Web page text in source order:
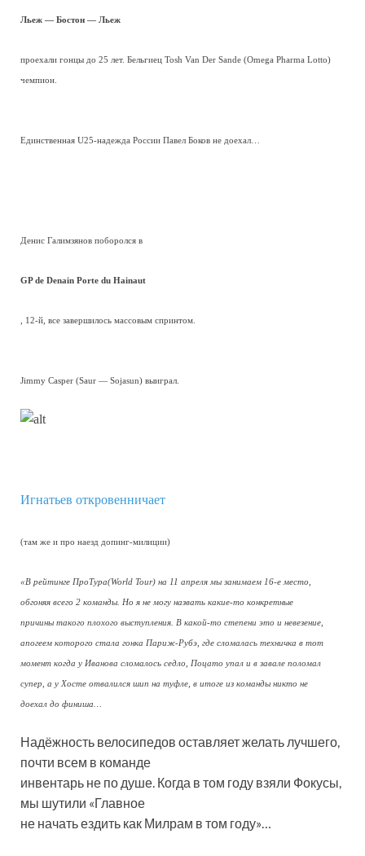
Льеж — Бостон — Льеж
проехали гонцы до 25 лет. Бельгиец Tosh Van Der Sande (Omega Pharma Lotto)
чемпион.
Единственная U25-надежда России Павел Боков не доехал…
Денис Галимзянов поборолся в
GP de Denain Porte du Hainaut
, 12-й, все завершилось массовым спринтом.
Jimmy Casper (Saur — Sojasun) выиграл.
Игнатьев откровенничает
(там же и про наезд допинг-милиции)
«В рейтинге ПроТура(World Tour) на 11 апреля мы занимаем 16-е место,
обгоняя всего 2 команды. Но я не могу назвать какие-то конкретные
причины такого плохого выступления. В какой-то степени это и невезение,
апогеем которого стала гонка Париж-Рубэ, где сломалась техничка в тот
момент когда у Иванова сломалось седло, Поцато упал и в завале поломал
супер, а у Хосте отвалился шип на туфле, в итоге из команды никто не
доехал до финиша…
Надёжность велосипедов оставляет желать лучшего,
почти всем в команде
инвентарь не по душе. Когда в том году взяли Фокусы,
мы шутили «Главное
не начать ездить как Милрам в том году»…